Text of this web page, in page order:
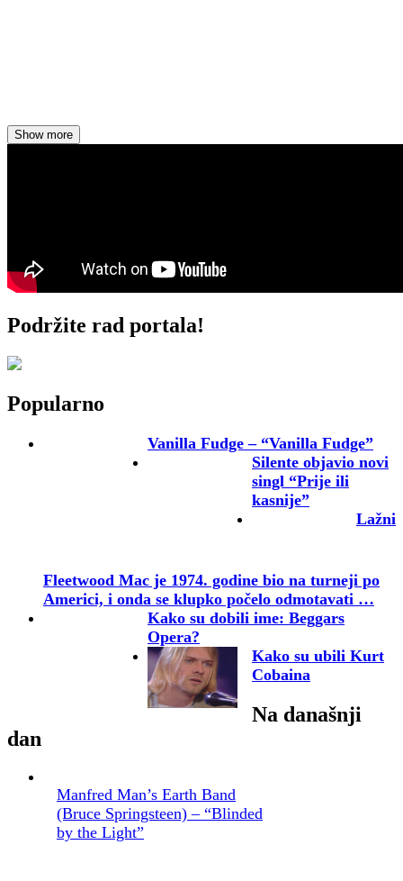
Vremeplov
Show more
Podržite rad portala!
Popularno
Vanilla Fudge – “Vanilla Fudge”
Silente objavio novi
singl “Prije ili
kasnije”
Lažni
Fleetwood Mac je 1974. godine bio na turneji po
Americi, i onda se klupko počelo odmotavati …
Kako su dobili ime: Beggars
Opera?
Kako su ubili Kurt
Cobaina
Na današnji
dan
Manfred Man’s Earth Band
(Bruce Springsteen) – “Blinded
by the Light”